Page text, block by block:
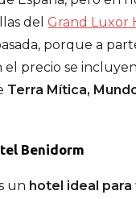
delGrand Luxor
porque a
el precio se
Terra Mítica,
Benidorm
un hotel ideal para